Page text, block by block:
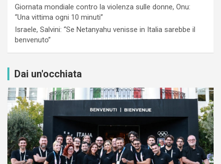
Giornata mondiale contro la violenza sulle donne, Onu:
“Una vittima ogni 10 minuti”
Israele, Salvini: “Se Netanyahu venisse in Italia sarebbe il
benvenuto”
Dai un'occhiata